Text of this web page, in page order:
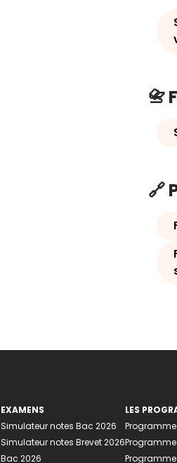
📇
🔗
EXAMENS
Simulateur notes Bac 2026
Simulateur notes Brevet 2026
Bac 2026
LES